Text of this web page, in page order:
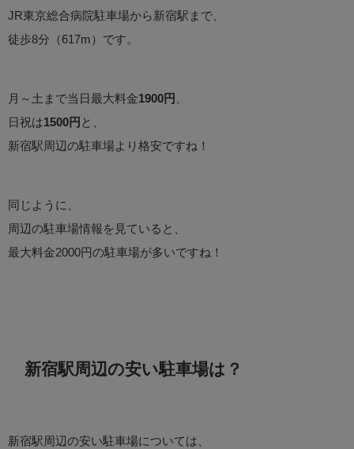
JR東京総合病院駐車場から新宿駅まで、
徒歩8分（617m）です。
月～土まで当日最大料金1900円
日祝は1500円 と、
新宿駅周辺の駐車場より格安ですね！
同じように、
周辺の駐車場情報を見ていると、
最大料金2000円の駐車場が多いですね！
新宿駅周辺の安い駐車場は？
新宿駅周辺の安い駐車場については、